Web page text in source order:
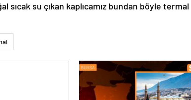
su çıkan kaplıcamız bundan böyle termal